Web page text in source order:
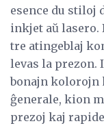
esence du stiloj
inkjet aŭ lasero.
tre atingeblaj
levas la prezon.
bonajn kolorojn
ĝenerale, kion
prezoj kaj